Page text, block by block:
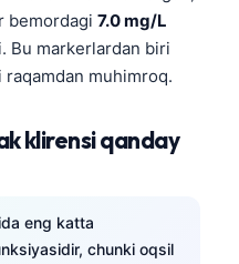
bemordagi 7.0 mg/L
Bu markerlardan biri
raqamdan muhimroq.
klirensi qanday
eng katta
chunki oqsil